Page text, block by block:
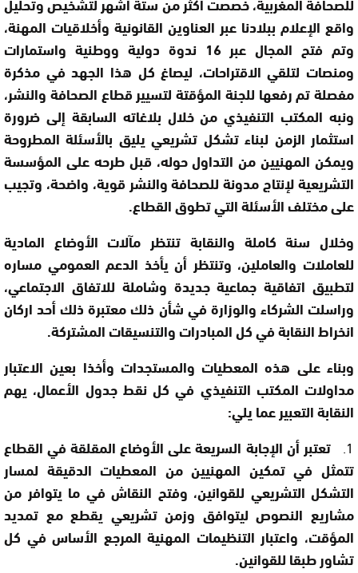
واقع الإعلام ببلادنا عبر العناوين القانونية وأخلاقيات المهنة،
وتم فتح المجال عبر 16 ندوة دولية ووطنية واستمارات
ومنصات لتلقي الاقتراحات، ليصاغ كل هذا الجهد في مذكرة
مفصلة تم رفعها للجنة المؤقتة لتسيير قطاع الصحافة والنشر،
ونبه المكتب التنفيذي من خلال بلاغاته السابقة إلى ضرورة
استثمار الزمن لبناء تشكل تشريعي يليق بالأسئلة المطروحة
ويمكن المهنيين من التداول حوله، قبل طرحه على المؤسسة
التشريعية لإنتاج مدونة للصحافة والنشر قوية، واضحة، وتجيب
على مختلف الأسئلة التي تطوق القطاع.
وخلال سنة كاملة والنقابة تنتظر مآلات الأوضاع المادية
للعاملات والعاملين، وتنتظر أن يأخذ الدعم العمومي مساره
لتطبيق اتفاقية جماعية جديدة وشاملة للاتفاق الاجتماعي،
وراسلت الشركاء والوزارة في شأن ذلك معتبرة ذلك أحد اركان
انخراط النقابة في كل المبادرات والتنسيقات المشتركة.
وبناء على هذه المعطيات والمستجدات وأخذا بعين الاعتبار
مداولات المكتب التنفيذي في كل نقط جدول الأعمال، يهم
النقابة التعبير عما يلي:
1.
تعتبر أن الإجابة السريعة على الأوضاع المقلقة في القطاع
تتمثل في تمكين المهنيين من المعطيات الدقيقة لمسار
التشكل التشريعي للقوانين، وفتح النقاش في ما يتوافر من
مشاريع النصوص ليتوافق وزمن تشريعي يقطع مع تمديد
المؤقت، واعتبار التنظيمات المهنية المرجع الأساس في كل
تشاور طبقا للقوانين.